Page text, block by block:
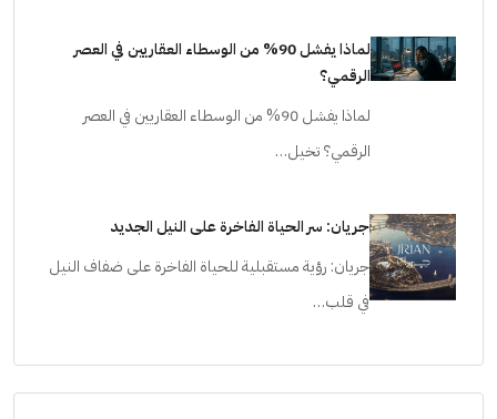
لماذا يفشل 90% من الوسطاء العقاريين في العصر
الرقمي؟
لماذا يفشل 90% من الوسطاء العقاريين في العصر
الرقمي؟ تخيل…
جريان: سر الحياة الفاخرة على النيل الجديد
جريان: رؤية مستقبلية للحياة الفاخرة على ضفاف النيل
في قلب…